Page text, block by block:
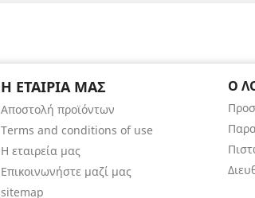
Η ΕΤΑΙΡΊΑ ΜΑΣ
Αποστολή προϊόντων
Terms and conditions of use
Η εταιρεία μας
Επικοινωνήστε μαζί μας
sitemap
Ο